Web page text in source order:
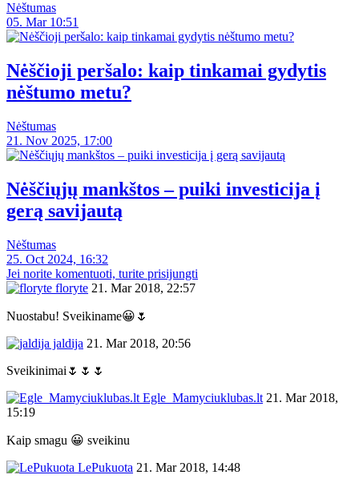
Nėštumas
05. Mar 10:51
Nėščioji peršalo: kaip tinkamai gydytis
nėštumo metu?
Nėštumas
21. Nov 2025, 17:00
Nėščiųjų mankštos – puiki investicija į
gerą savijautą
Nėštumas
25. Oct 2024, 16:32
Jei norite komentuoti, turite prisijungti
floryte 21. Mar 2018, 22:57
Nuostabu! Sveikiname😀🌷
jaldija 21. Mar 2018, 20:56
Sveikinimai🌷🌷🌷
Egle_Mamyciuklubas.lt 21. Mar 2018,
15:19
Kaip smagu 😀 sveikinu
LePukuota 21. Mar 2018, 14:48